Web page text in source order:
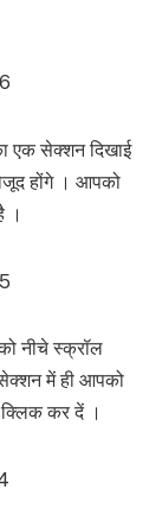
एक सेक्शन दिखाई
होंगे । आपको
।
नीचे स्क्रॉल
में ही आपको
कर दें ।